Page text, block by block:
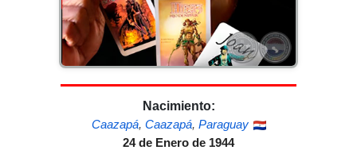
Nacimiento:
Caazapá, Caazapá, Paraguay
24 de Enero de 1944